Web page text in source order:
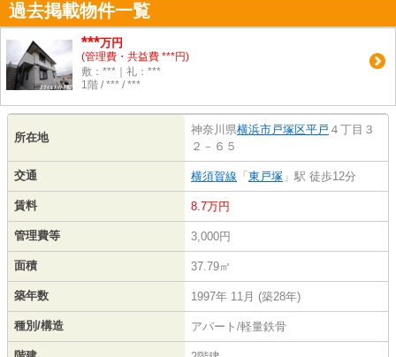
過去掲載物件一覧
***万円
(管理費・共益費 ***円)
敷：***｜礼：***
1階 / *** / ***
所在地
神奈川県横浜市戸塚区平戸 ４丁目３
２－６５
交通 横須賀線 「 東戸塚 」駅 徒歩12分
賃料 8.7万円
管理費等 3,000円
面積 37.79㎡
築年数 1997年 11月 (築28年)
種別/構造 アパート/軽量鉄骨